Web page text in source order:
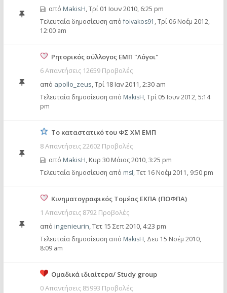
από MakisH,Τρί 01 Ιουν 2010, 6:25 pm
Τελευταία δημοσίευση από foivakos91 , Τρί 06 Νοέμ 2012,
12:00 am
Ρητορικός σύλλογος ΕΜΠ "Λόγοι"
6 Απαντήσεις 12659 Προβολές
από apollo_zeus,Τρί 18 Ιαν 2011, 2:30 am
Τελευταία δημοσίευση από MakisH, Τρί 05 Ιουν 2012, 5:14
pm
Το καταστατικό του ΦΣ ΧΜ ΕΜΠ
8 Απαντήσεις 22602 Προβολές
από MakisH, Κυρ 30 Μάιος 2010, 3:25 pm
Τελευταία δημοσίευση από msl, Τετ 16 Νοέμ 2011, 9:50 pm
Kινηματογραφικός Τομέας ΕΚΠΑ (ΠΟΦΠΑ)
1 Απαντήσεις 8792 Προβολές
από ingenieurin,Τετ 15 Σεπ 2010, 4:23 pm
Τελευταία δημοσίευση από MakisH, Δευ 15 Νοέμ 2010,
8:09 am
Ομαδικά ιδιαίτερα/ Study group
0 Απαντήσεις 85993 Προβολές